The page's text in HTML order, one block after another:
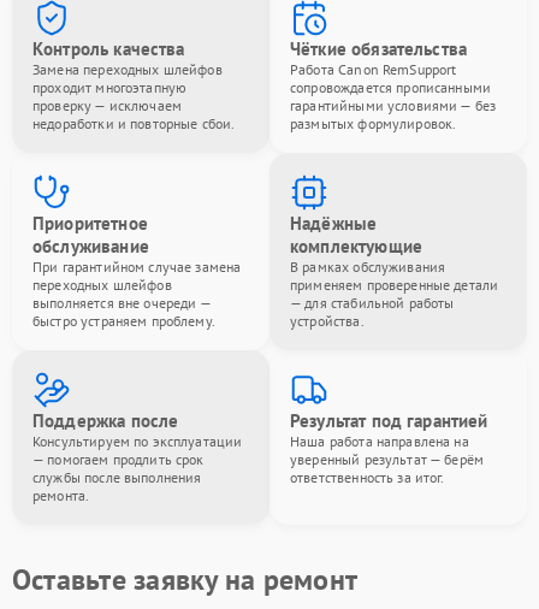
Контроль качества
Замена переходных шлейфов
проходит многоэтапную
проверку — исключаем
недоработки и повторные сбои.
Чёткие обязательства
Работа Canon RemSupport
сопровождается прописанными
гарантийными условиями — без
размытых формулировок.
Приоритетное
обслуживание
При гарантийном случае замена
переходных шлейфов
выполняется вне очереди —
быстро устраняем проблему.
Надёжные
комплектующие
В рамках обслуживания
применяем проверенные детали
— для стабильной работы
устройства.
Поддержка после
Консультируем по эксплуатации
— помогаем продлить срок
службы после выполнения
ремонта.
Результат под гарантией
Наша работа направлена на
уверенный результат — берём
ответственность за итог.
Оставьте заявку на ремонт